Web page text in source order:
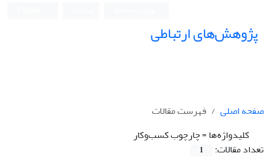
پژوهش‌های ارتباطی
صفحه اصلی
فهرست مقالات
کلیدواژه‌ها =چارچوب کسب‌وکار
تعداد مقالات:
1